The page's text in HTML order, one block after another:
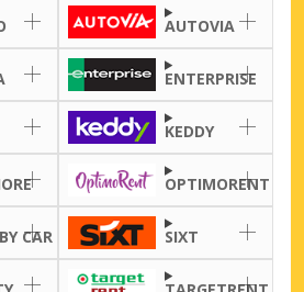
connecter avec eLink
AUTOVIA
ENTERPRISE
KEDDY
OPTIMORENT
CAR SIXT